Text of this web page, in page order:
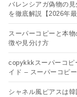
バレンシアガ偽物の
を徹底解説【2026年最
スーパーコピーと本
徴や見分け方
copykkkスーパーコピ
イド – スーパーコピ
シャネル風ピアスは